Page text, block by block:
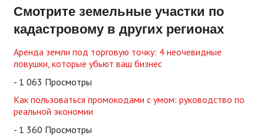
Смотрите земельные участки по
кадастровому в других регионах
Аренда земли под торговую точку: 4 неочевидные
ловушки, которые убьют ваш бизнес
- 1 063 Просмотры
Как пользоваться промокодами с умом: руководство по
реальной экономии
- 1 360 Просмотры